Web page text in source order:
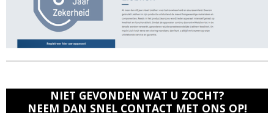
NIET GEVONDEN WAT U ZOCHT?
NEEM DAN SNEL CONTACT MET ONS OP!